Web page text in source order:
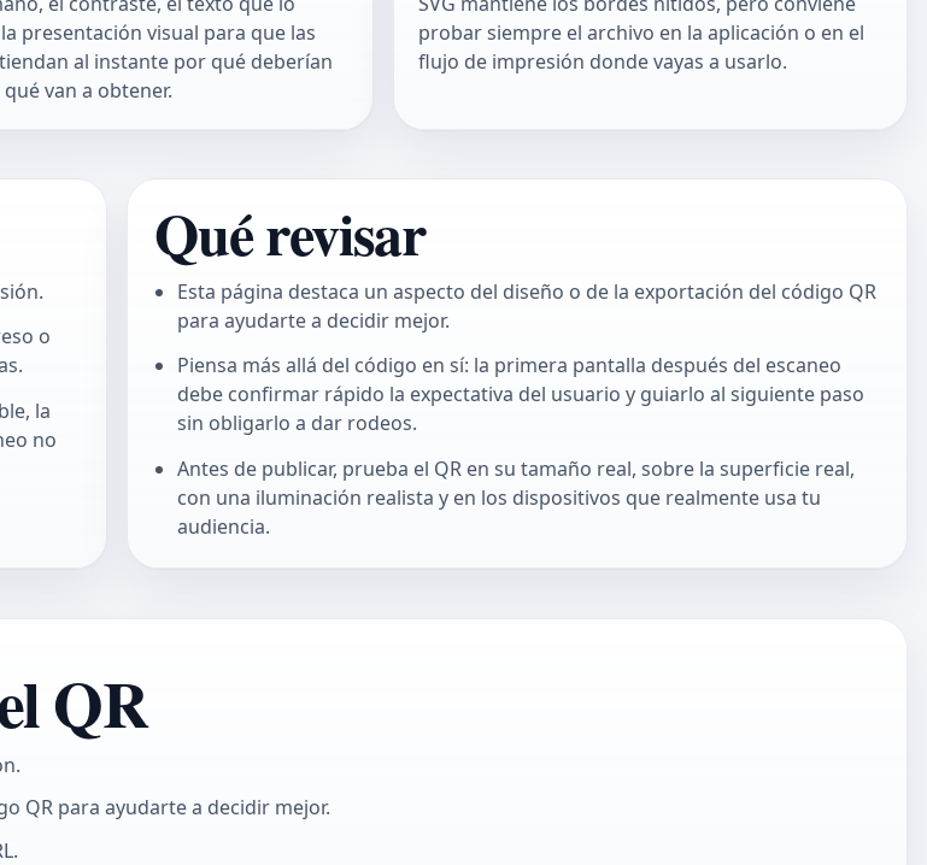
presentación visual para que las
al instante por qué deberían
van a obtener.
probar siempre el archivo en la aplicación o en el
flujo de impresión donde vayas a usarlo.
o
la
no
Qué revisar
Esta página destaca un aspecto del diseño o de la exportación del código QR
para ayudarte a decidir mejor.
Piensa más allá del código en sí: la primera pantalla después del escaneo
debe confirmar rápido la expectativa del usuario y guiarlo al siguiente paso
sin obligarlo a dar rodeos.
Antes de publicar, prueba el QR en su tamaño real, sobre la superficie real,
con una iluminación realista y en los dispositivos que realmente usa tu
audiencia.
QR
QR para ayudarte a decidir mejor.